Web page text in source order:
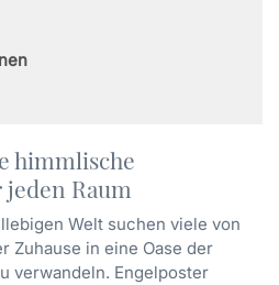
himmlische
Raum
Welt suchen viele von
Zuhause in eine Oase der
verwandeln. Engelposter